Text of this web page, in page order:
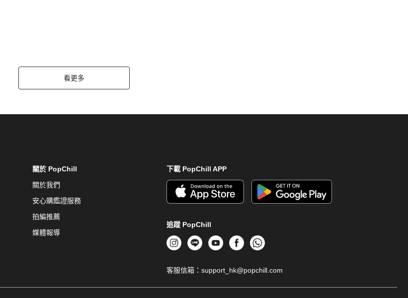
看更多
下載 PopChill APP
追蹤 PopChill
客服信箱： support_hk@popchill.com
關於 PopChill
關於我們
安心購鑑證服務
拍編推薦
媒體報導